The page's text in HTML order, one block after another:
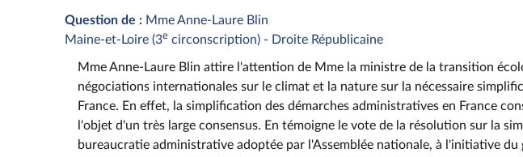
Question de : Mme Anne-Laure Blin
Maine-et-Loire (3e circonscription) - Droite Républicaine
Mme Anne-Laure Blin attire l'attention de Mme la ministre de la transition
négociations internationales sur le climat et la nature sur la nécessaire
France. En effet, la simplification des démarches administratives en France
l'objet d'un très large consensus. En témoigne le vote de la résolution sur la
bureaucratie administrative adoptée par l'Assemblée nationale, à l'initiative